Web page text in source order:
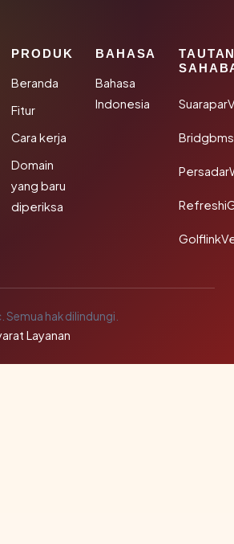
PRODUK
Beranda
Fitur
Cara kerja
Domain
yang baru
diperiksa
BAHASA
Bahasa
Indonesia
hak dilindungi.
Layanan